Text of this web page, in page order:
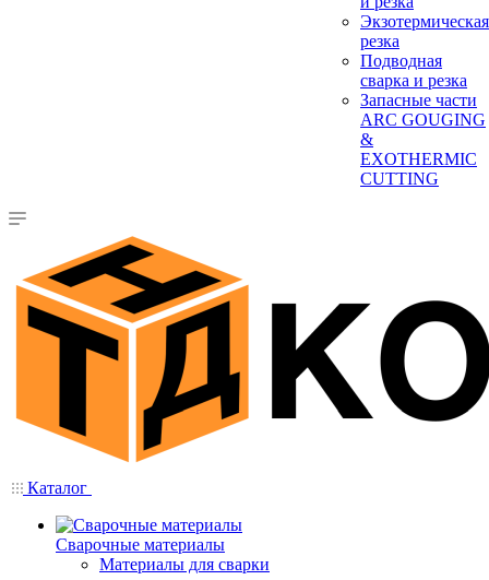
Экзотермическая
резка
Подводная
сварка и резка
Запасные части
ARC GOUGING
&
EXOTHERMIC
CUTTING
Каталог
Сварочные материалы
Материалы для сварки